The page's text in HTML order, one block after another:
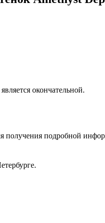
окончательной.
получения подробной